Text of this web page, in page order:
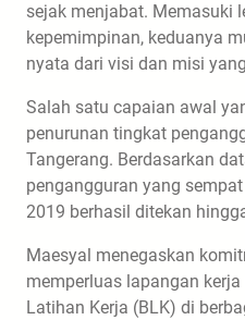
sejak menjabat. Memasuki
kepemimpinan, keduanya
nyata dari visi dan misi
Salah satu capaian awal
penurunan tingkat
Tangerang. Berdasarkan
pengangguran yang
2019 berhasil ditekan
Maesyal menegaskan
memperluas lapangan
Latihan Kerja (BLK) di